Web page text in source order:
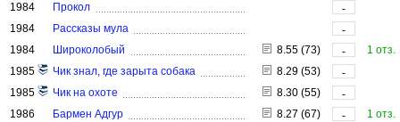
1984
Прокол
-
1984
Рассказы мула
-
1984
Широколобый 8.55 (73) -
1 отз.
1985
Чик знал, где зарыта собака 8.29 (53)
-
1985
Чик на охоте 8.30 (55)
-
1986
Бармен Адгур 8.27 (67) -
1 отз.